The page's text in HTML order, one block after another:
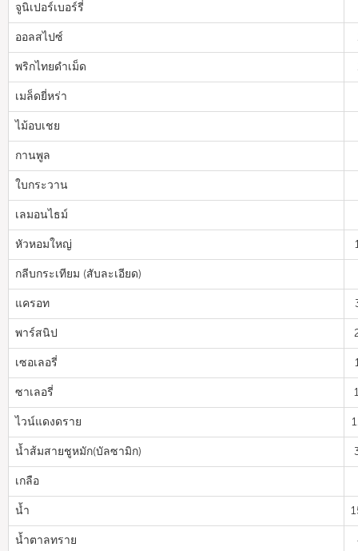
จูนิเปอร์เบอร์รี่
ออลสไปซ์
พริกไทยดำเม็ด
เมล็ดยี่หร่า
ไม้อบเชย
กานพูล
ใบกระวาน
เลมอนไธม์
หัวหอมใหญ่
กลีบกระเทียม (สับละเอียด)
แครอท
พาร์สนิป
เซอเลอรี่
ซาเลอรี่
ไวน์แดงดราย
น้ำส้มสายชูหมัก(บัลซามิก)
เกลือ
น้ำ
น้ำตาลทราย